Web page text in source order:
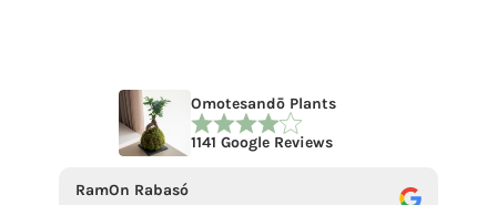
Omotesandō Plants
1141 Google Reviews
RamOn Rabasó